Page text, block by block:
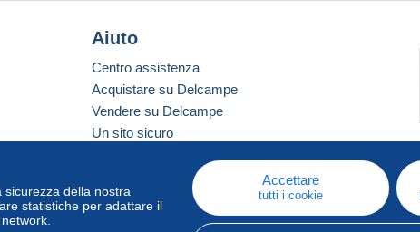
della nostra
statistiche per adattare il
Accettare
tutti i cookie
Aiuto
Centro assistenza
Acquistare su Delcampe
Vendere su Delcampe
Un sito sicuro